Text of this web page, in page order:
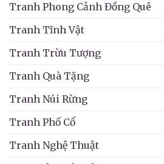
Tranh Phong Cảnh Đồng Quê
Tranh Tĩnh Vật
Tranh Trừu Tượng
Tranh Quà Tặng
Tranh Núi Rừng
Tranh Phố Cổ
Tranh Nghệ Thuật